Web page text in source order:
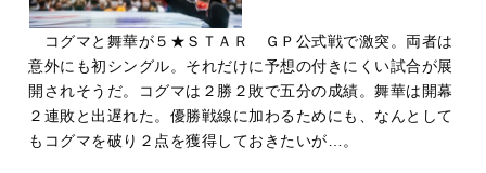
コグマと舞華が５★ＳＴＡＲ ＧＰ公式戦で激突。両者は
意外にも初シングル。それだけに予想の付きにくい試合が展
開されそうだ。コグマは２勝２敗で五分の成績。舞華は開幕
２連敗と出遅れた。優勝戦線に加わるためにも、なんとして
もコグマを破り２点を獲得しておきたいが…。